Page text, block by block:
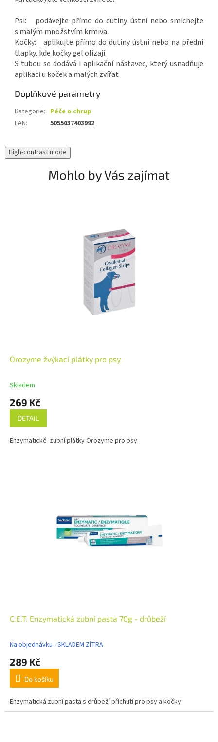
Psi: podávejte přímo do dutiny ústní nebo smíchejte
s malým množstvím krmiva.
Kočky: aplikujte přímo do dutiny ústní nebo na přední
tlapky, kde kočky gel olízají.
S tubou se dodává i aplikační nástavec, který usnadňuje
aplikaci u koček a malých zvířat
Doplňkové parametry
Kategorie: Péče o chrup
EAN: 5055037403992
High-contrast mode
Mohlo by Vás zajímat
Orozyme žvýkací plátky pro psy
Skladem
269 Kč
DETAIL
Enzymatické zubní plátky Orozyme pro psy.
C.E.T. Enzymatická zubní pasta 70g - drůbeží
Na objednávku - SKLADEM ZÍTRA
289 Kč
Do košíku
Enzymatická zubní pasta s drůbeží příchutí pro psy a kočky